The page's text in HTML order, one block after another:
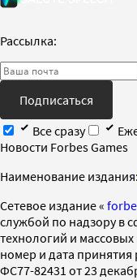
Рассылка:
Подписаться
Все сразу
Новости Forbes Games
Наименование издания:
Cетевое издание «
службой по надзору в
технологий и
номер и дата
ФС77-82431 от 23